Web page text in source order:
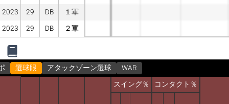
2023
29 DB
１軍
2023
29 DB ２軍
選球眼 アタックゾーン選球
WAR
スイング％
コンタクト％